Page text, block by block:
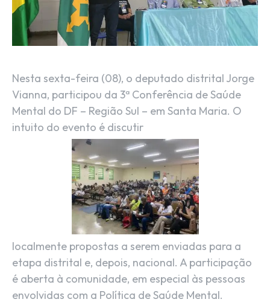
Nesta sexta-feira (08), o deputado distrital Jorge
Vianna, participou da 3ª Conferência de Saúde
Mental do DF – Região Sul – em Santa Maria. O
intuito do evento é discutir
localmente propostas a serem enviadas para a
etapa distrital e, depois, nacional. A participação
é aberta à comunidade, em especial às pessoas
envolvidas com a Política de Saúde Mental.